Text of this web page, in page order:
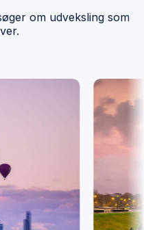
om udveksling som